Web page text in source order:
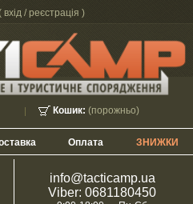
вхід / реєстрація )
Кошик: (порожньо)
Оплата ЗНИЖКИ
info@tacticamp.ua
Viber: 0681180450